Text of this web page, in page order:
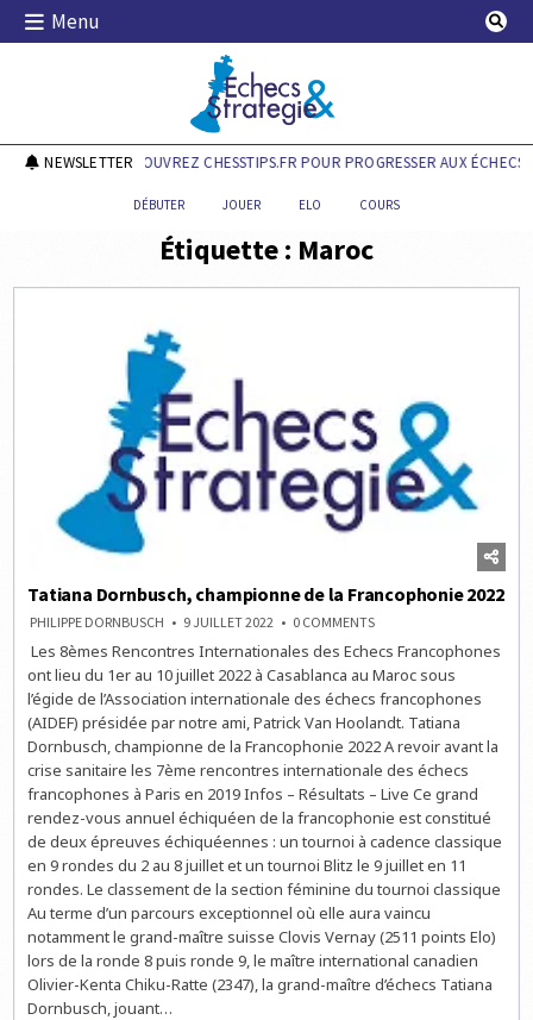
Skip
Menu
Echecs & Stratégie
NEWSLETTERDÉCOUVREZ CHESSTIPS.FR POUR PROGRESSER AUX ÉCHECS !
DÉBUTER JOUER ELO COURS
Étiquette : Maroc
Tatiana Dornbusch, championne de la Francophonie 2022
PHILIPPE DORNBUSCH 9 JUILLET 2022 0 COMMENTSON
DORNBUSCH,
CHAMPIONNE
DE
LA
FRANCOPHONIE
2022
Les 8èmes Rencontres Internationales des Echecs Francophones
ont lieu du 1er au 10 juillet 2022 à Casablanca au Maroc sous
l’égide de l’Association internationale des échecs francophones
(AIDEF) présidée par notre ami, Patrick Van Hoolandt. Tatiana
Dornbusch, championne de la Francophonie 2022 A revoir avant la
crise sanitaire les 7ème rencontres internationale des échecs
francophones à Paris en 2019 Infos – Résultats – Live Ce grand
rendez-vous annuel échiquéen de la francophonie est constitué
de deux épreuves échiquéennes : un tournoi à cadence classique
en 9 rondes du 2 au 8 juillet et un tournoi Blitz le 9 juillet en 11
rondes. Le classement de la section féminine du tournoi classique
Au terme d’un parcours exceptionnel où elle aura vaincu
notamment le grand-maître suisse Clovis Vernay (2511 points Elo)
lors de la ronde 8 puis ronde 9, le maître international canadien
Olivier-Kenta Chiku-Ratte (2347), la grand-maître d’échecs Tatiana
Dornbusch, jouant…